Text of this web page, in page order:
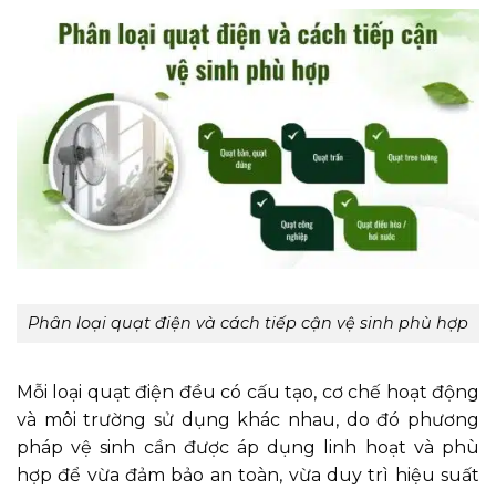
Phân loại quạt điện và cách tiếp cận vệ sinh phù hợp
Mỗi loại quạt điện đều có cấu tạo, cơ chế hoạt động
và môi trường sử dụng khác nhau, do đó phương
pháp vệ sinh cần được áp dụng linh hoạt và phù
hợp để vừa đảm bảo an toàn, vừa duy trì hiệu suất